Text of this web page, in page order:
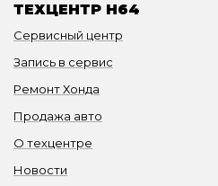
ТЕХЦЕНТР H64
Сервисный центр
Запись в сервис
Ремонт Хонда
Продажа авто
О техцентре
Новости